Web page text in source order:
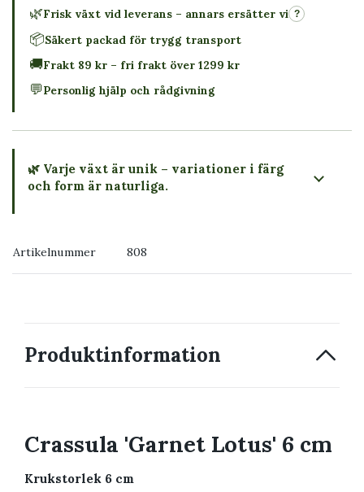
🌿Frisk växt vid leverans – annars ersätter vi ?
📦Säkert packad för trygg transport
🚚Frakt 89 kr – fri frakt över 1299 kr
💬Personlig hjälp och rådgivning
🌿 Varje växt är unik – variationer i färg
och form är naturliga.
Artikelnummer 808
Produktinformation
Crassula 'Garnet Lotus' 6 cm
Krukstorlek 6 cm